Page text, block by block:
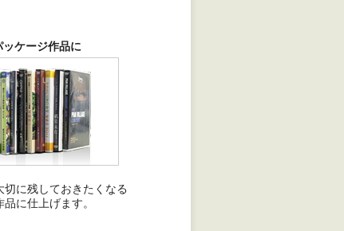
ッケージ作品に
切に残しておきたくなる
に仕上げます。